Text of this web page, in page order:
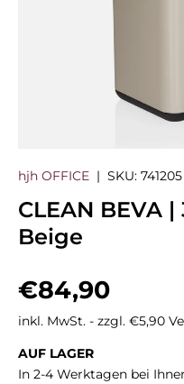
hjh OFFICE | SKU: 741205
CLEAN BEVA
Beige
Normaler
€84,90
inkl. MwSt. - zzgl. €5,90
AUF LAGER
In 2-4 Werktagen bei